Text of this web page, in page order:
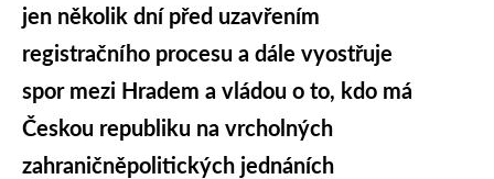
jen několik dní před uzavřením
registračního procesu a dále vyostřuje
spor mezi Hradem a vládou o to, kdo má
Českou republiku na vrcholných
zahraničněpolitických jednáních